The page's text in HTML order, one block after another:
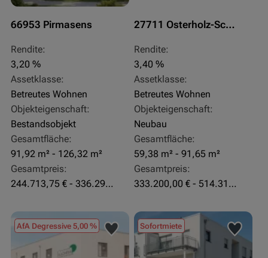
66953 Pirmasens
Rendite:
3,20 %
Assetklasse:
Betreutes Wohnen
Objekteigenschaft:
Bestandsobjekt
Gesamtfläche:
91,92 m² - 126,32 m²
Gesamtpreis:
244.713,75 € - 336.292 €
27711 Osterholz-Scharmbeck
Rendite:
3,40 %
Assetklasse:
Betreutes Wohnen
Objekteigenschaft:
Neubau
Gesamtfläche:
59,38 m² - 91,65 m²
Gesamtpreis:
333.200,00 € - 514.310,00 €
AfA Degressive 5,00 % Sofortmiete